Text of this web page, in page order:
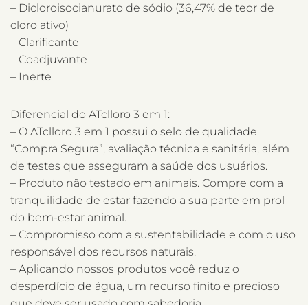
– Dicloroisocianurato de sódio (36,47% de teor de
cloro ativo)
– Clarificante
– Coadjuvante
– Inerte
Diferencial do ATclloro 3 em 1:
– O ATclloro 3 em 1 possui o selo de qualidade
“Compra Segura”, avaliação técnica e sanitária, além
de testes que asseguram a saúde dos usuários.
– Produto não testado em animais. Compre com a
tranquilidade de estar fazendo a sua parte em prol
do bem-estar animal.
– Compromisso com a sustentabilidade e com o uso
responsável dos recursos naturais.
– Aplicando nossos produtos você reduz o
desperdício de água, um recurso finito e precioso